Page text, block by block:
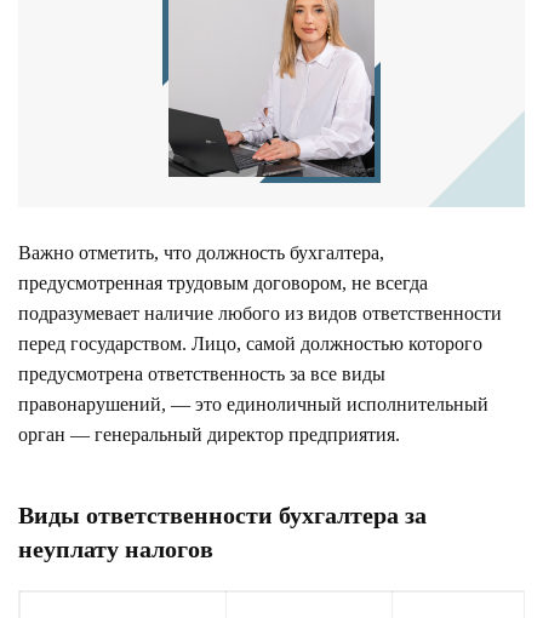
Важно отметить, что должность бухгалтера,
предусмотренная трудовым договором, не всегда
подразумевает наличие любого из видов ответственности
перед государством. Лицо, самой должностью которого
предусмотрена ответственность за все виды
правонарушений, — это единоличный исполнительный
орган — генеральный директор предприятия.
Виды ответственности бухгалтера за
неуплату налогов